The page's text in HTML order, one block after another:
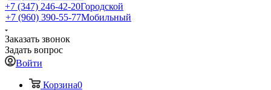
+7 (347) 246-42-20Городской
+7 (960) 390-55-77Мобильный
Заказать звонок
Задать вопрос
Войти
Корзина0